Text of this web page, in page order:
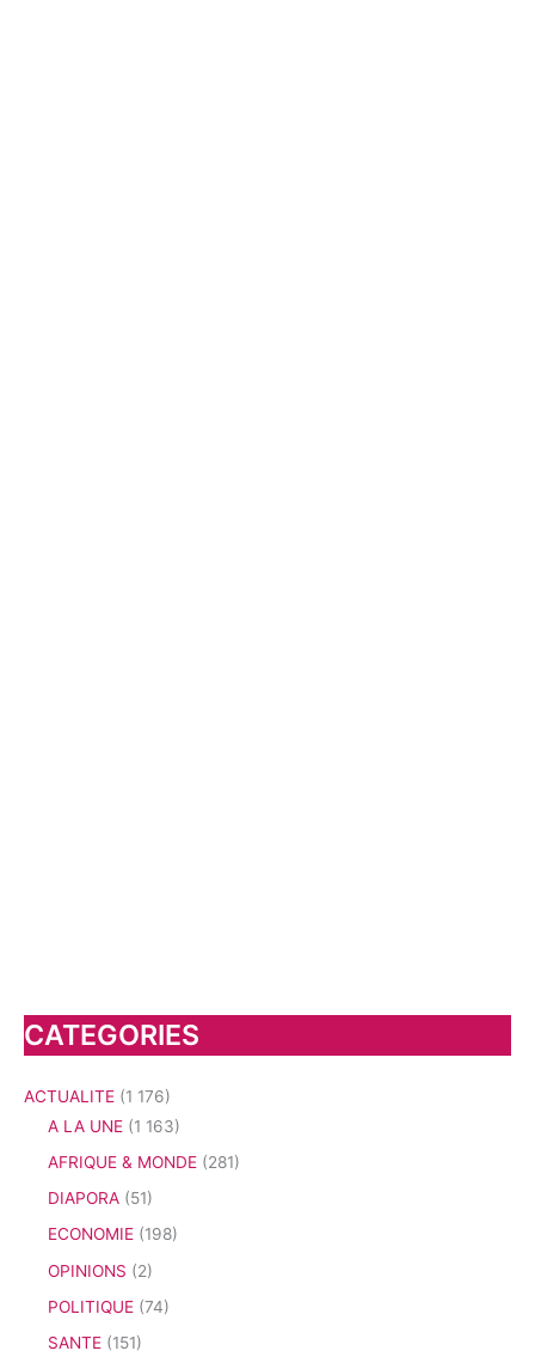
CATEGORIES
ACTUALITE (1 176)
A LA UNE (1 163)
AFRIQUE & MONDE (281)
DIAPORA (51)
ECONOMIE (198)
OPINIONS (2)
POLITIQUE (74)
SANTE (151)